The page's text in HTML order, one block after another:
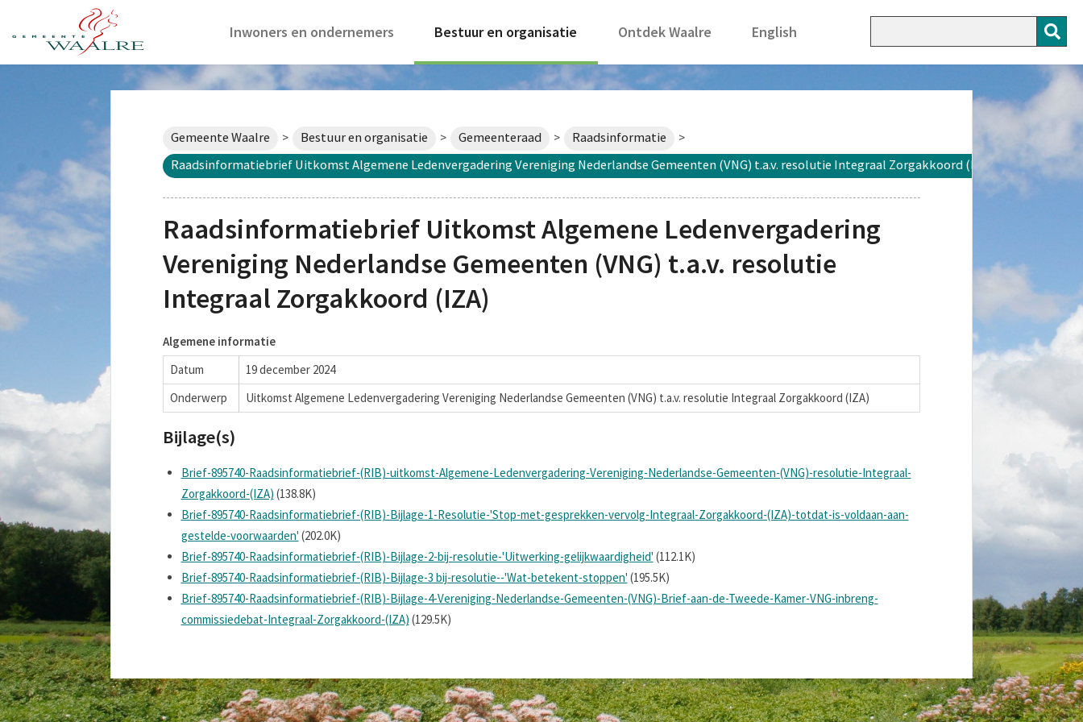
Inwoners en ondernemers Bestuur en organisatie Ontdek Waalre English
Gemeente Waalre > Bestuur en organisatie > Gemeenteraad > Raadsinformatie >
Raadsinformatiebrief Uitkomst Algemene Ledenvergadering Vereniging Nederlandse Gemeenten (VNG) t.a.v. resolutie Integraal Zorgakkoord (IZA)
Raadsinformatiebrief Uitkomst Algemene Ledenvergadering
Vereniging Nederlandse Gemeenten (VNG) t.a.v. resolutie
Integraal Zorgakkoord (IZA)
Algemene informatie
Datum
19 december 2024
Onderwerp
Uitkomst Algemene Ledenvergadering Vereniging Nederlandse Gemeenten (VNG) t.a.v. resolutie Integraal Zorgakkoord (IZA)
Bijlage(s)
Brief-895740-Raadsinformatiebrief-(RIB)-uitkomst-Algemene-Ledenvergadering-Vereniging-Nederlandse-Gemeenten-(VNG)-resolutie-Integraal-
Zorgakkoord-(IZA) (138.8K)
Brief-895740-Raadsinformatiebrief-(RIB)-Bijlage-1-Resolutie-'Stop-met-gesprekken-vervolg-Integraal-Zorgakkoord-(IZA)-totdat-is-voldaan-aan-
gestelde-voorwaarden' (202.0K)
Brief-895740-Raadsinformatiebrief-(RIB)-Bijlage-2-bij-resolutie-'Uitwerking-gelijkwaardigheid' (112.1K)
Brief-895740-Raadsinformatiebrief-(RIB)-Bijlage-3 bij-resolutie--'Wat-betekent-stoppen' (195.5K)
Brief-895740-Raadsinformatiebrief-(RIB)-Bijlage-4-Vereniging-Nederlandse-Gemeenten-(VNG)-Brief-aan-de-Tweede-Kamer-VNG-inbreng-
commissiedebat-Integraal-Zorgakkoord-(IZA) (129.5K)